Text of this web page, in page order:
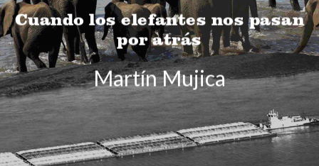
Cuando los elefantes nos pasan
por atrás
Martín Mujica